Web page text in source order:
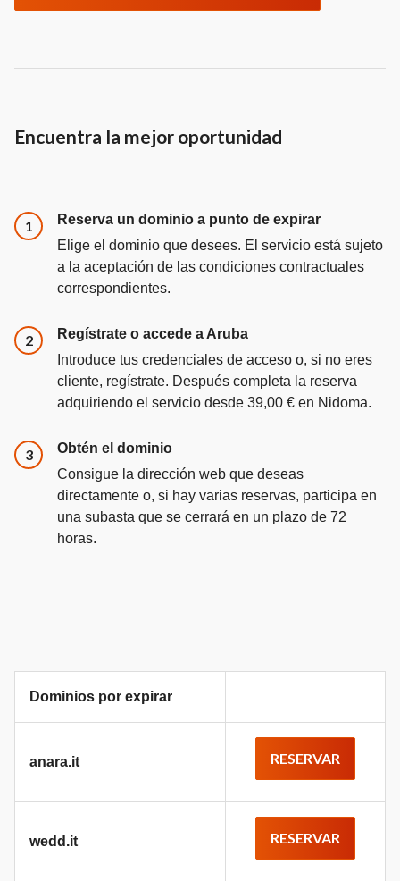
Encuentra la mejor oportunidad
Paso
1
Reserva un dominio a punto de expirar
Elige el dominio que desees. El servicio está sujeto
a la aceptación de las condiciones contractuales
correspondientes.
Paso
2
Regístrate o accede a Aruba
Introduce tus credenciales de acceso o, si no eres
cliente, regístrate. Después completa la reserva
adquiriendo el servicio desde 39,00 € en Nidoma.
Paso
3
Obtén el dominio
Consigue la dirección web que deseas
directamente o, si hay varias reservas, participa en
una subasta que se cerrará en un plazo de 72
horas.
Dominios por expirar
anara.it RESERVAR
wedd.it RESERVAR